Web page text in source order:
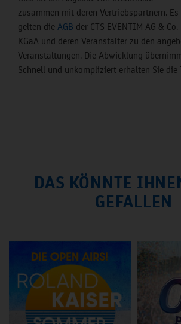
zusammen mit deren Vertriebspartnern. Es
gelten die AGB der CTS EVENTIM AG & Co.
KGaA und deren Veranstalter zu den
Veranstaltungen. Die Abwicklung
Schnell und unkompliziert erhalten Sie die
DAS KÖNNTE
GEFALLEN